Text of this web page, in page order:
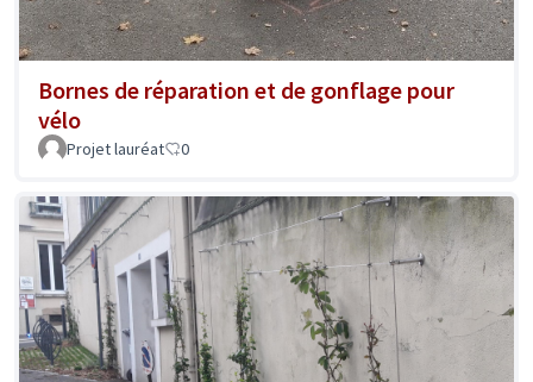
Bornes de réparation et de gonflage pour
vélo
Projet lauréat 0